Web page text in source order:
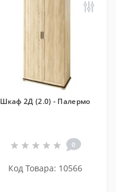
Шкаф 2Д (2.0) - Палермо
0
Код Товара: 10566